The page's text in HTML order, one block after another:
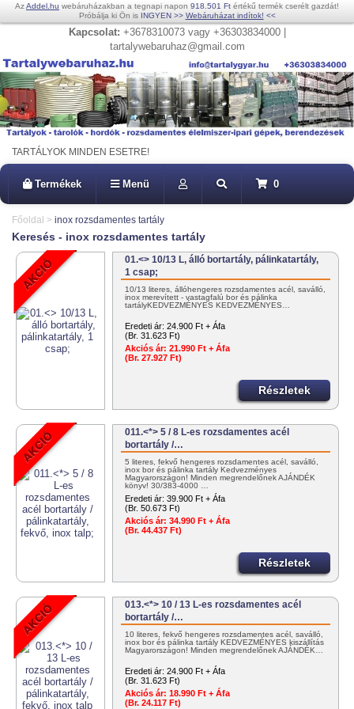
AzAddel.hu webáruházakban a tegnapi napon 918.501 Ft értékű termék cserélt gazdát!
Próbálja ki Ön is INGYEN >> Webáruházat indítok! <<
Kapcsolat: +3678310073 vagy +36303834000 |
tartalywebaruhaz@gmail.com
TARTÁLYOK MINDEN ESETRE!
Termékek Menü 0
Főoldal > inox rozsdamentes tartály
Keresés - inox rozsdamentes tartály
01.<> 10/13 L, álló bortartály, pálinkatartály,
1 csap;
10/13 literes, állóhengeres rozsdamentes acél, saválló,
inox merevített - vastagfalú bor és pálinka
tartályKEDVEZMÉNYES KEDVEZMÉNYES…
Eredeti ár: 24.900 Ft + Áfa
(Br. 31.623 Ft)
Akciós ár: 21.990 Ft + Áfa
(Br. 27.927 Ft)
Részletek
011.<*> 5 / 8 L-es rozsdamentes acél
bortartály /…
5 literes, fekvő hengeres rozsdamentes acél, saválló,
inox bor és pálinka tartály Kedvezményes
Magyarországon! Minden megrendelőnek AJÁNDÉK
könyv! 30/383-4000 …
Eredeti ár: 39.900 Ft + Áfa
(Br. 50.673 Ft)
Akciós ár: 34.990 Ft + Áfa
(Br. 44.437 Ft)
Részletek
013.<*> 10 / 13 L-es rozsdamentes acél
bortartály /…
10 literes, fekvő hengeres rozsdamentes acél, saválló,
inox bor és pálinka tartály KEDVEZMÉNYES kiszállítás
Magyarországon! Minden megrendelőnek AJÁNDÉK…
Eredeti ár: 24.900 Ft + Áfa
(Br. 31.623 Ft)
Akciós ár: 18.990 Ft + Áfa
(Br. 24.117 Ft)